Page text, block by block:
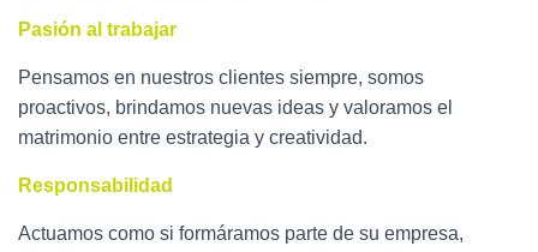
Pasión al trabajar
Pensamos en nuestros clientes siempre, somos
proactivos, brindamos nuevas ideas y valoramos el
matrimonio entre estrategia y creatividad.
Responsabilidad
Actuamos como si formáramos parte de su empresa,